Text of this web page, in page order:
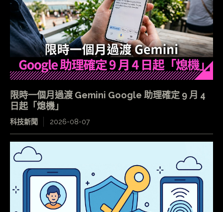
限時一個月過渡 Gemini Google 助理確定 9 月 4
日起「熄機」
科技新聞 2026-08-07